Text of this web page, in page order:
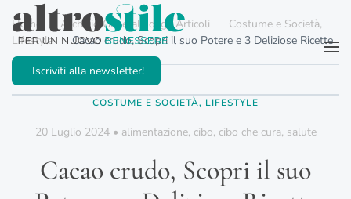
Passa al contenuto principale
Iscriviti alla newsletter!
Home Archivio Generale degli Articoli
Costume e Società,
Lifestyle
Cacao crudo, Scopri il suo Potere e 3 Deliziose Ricette
COSTUME E SOCIETÀ, LIFESTYLE
20 Luglio 2024• alimentazione, cibo, cibo che cura, salute
Cacao crudo, Scopri il suo